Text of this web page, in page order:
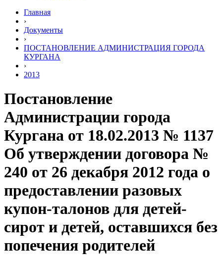
Главная
›
Документы
›
ПОСТАНОВЛЕНИЕ АДМИНИСТРАЦИЯ ГОРОДА
КУРГАНА
›
2013
Постановление
Администрации города
Кургана от 18.02.2013 № 1137
Об утверждении договора №
240 от 26 декабря 2012 года о
предоставлении разовых
купон-талонов для детей-
сирот и детей, оставшихся без
попечения родителей